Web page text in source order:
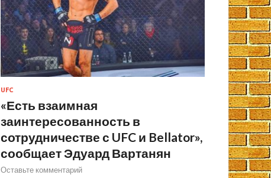
UFC
«Есть взаимная
заинтересованность в
сотрудничестве с UFC и Bellator»,
сообщает Эдуард Вартанян
Оставьте комментарий